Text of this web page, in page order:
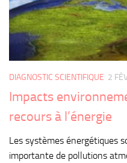
DIAGNOSTIC SCIENTIFIQUE 2
Impacts
recours à l’énergie
Les systèmes énergétiques
importante de pollutions